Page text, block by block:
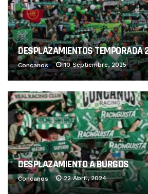
DESPLAZAMIENTOS
Concanos 10 Septiembre, 2025
DESPLAZAMIENTO A BURGOS
Concanos 22 Abril, 2024